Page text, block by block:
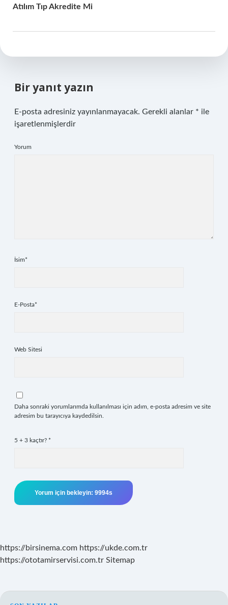
Atılım Tıp Akredite Mi
Bir yanıt yazın
E-posta adresiniz yayınlanmayacak. Gerekli alanlar * ile
işaretlenmişlerdir
Yorum
İsim*
E-Posta*
Web Sitesi
Daha sonraki yorumlarımda kullanılması için adım, e-posta adresim ve site
adresim bu tarayıcıya kaydedilsin.
5 + 3 kaçtır? *
https://birsinema.com https://ukde.com.tr
https://ototamirservisi.com.tr Sitemap